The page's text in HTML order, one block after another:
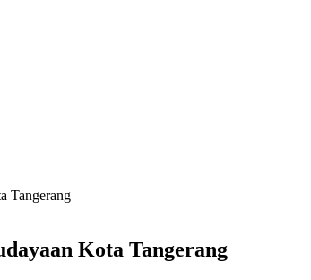
Tangerang
Kota Tangerang